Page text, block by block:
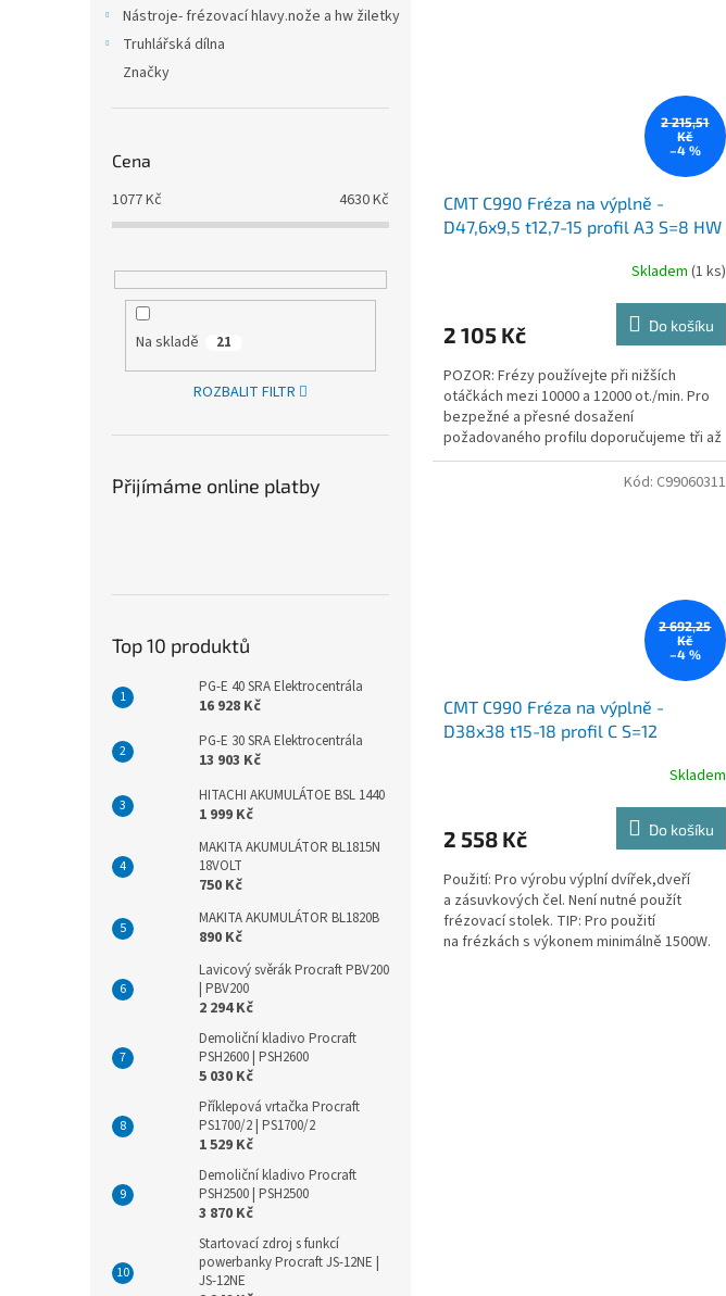
Nástroje- frézovací hlavy.nože a hw žiletky
Truhlářská dílna
Značky
Cena
1077Kč 4630Kč
Na skladě 21
ROZBALIT FILTR
Přijímáme online platby
Top 10 produktů
PG-E 40 SRA Elektrocentrála
16 928 Kč
PG-E 30 SRA Elektrocentrála
13 903 Kč
HITACHI AKUMULÁTOE BSL 1440
1 999 Kč
MAKITA AKUMULÁTOR BL1815N
18VOLT
750 Kč
MAKITA AKUMULÁTOR BL1820B
890 Kč
Lavicový svěrák Procraft PBV200
| PBV200
2 294 Kč
Demoliční kladivo Procraft
PSH2600 | PSH2600
5 030 Kč
Příklepová vrtačka Procraft
PS1700/2 | PS1700/2
1 529 Kč
Demoliční kladivo Procraft
PSH2500 | PSH2500
3 870 Kč
Startovací zdroj s funkcí
powerbanky Procraft JS-12NE |
JS-12NE
2 215,51
Kč
–4 %
CMT C990 Fréza na výplně -
D47,6x9,5 t12,7-15 profil A3 S=8 HW
Skladem (1 ks)
2 105 Kč Do košíku
POZOR: Frézy používejte při nižších
otáčkách mezi 10000 a 12000 ot./min. Pro
bezpežné a přesné dosažení
požadovaného profilu doporučujeme tři až
pět průchodů. Výkon frézky musí...
2 692,25
Kč
–4 %
CMT C990 Fréza na výplně -
D38x38 t15-18 profil C S=12
Skladem
2 558 Kč Do košíku
Použití: Pro výrobu výplní dvířek,dveří
a zásuvkových čel. Není nutné použít
frézovací stolek. TIP: Pro použití
na frézkách s výkonem minimálně 1500W.
Kód: C99060311